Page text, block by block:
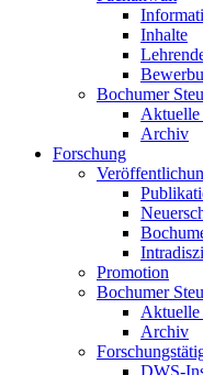
Inhalte
Bochumer
Aktuelle
Archiv
Forschung
Promotion
Bochumer
Aktuelle
Archiv
DWS-